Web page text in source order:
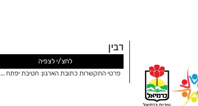
רבין
פרטי התקשרות כתובת הארגון: חטיבת יפתח ...
לחצ/י לצפיה